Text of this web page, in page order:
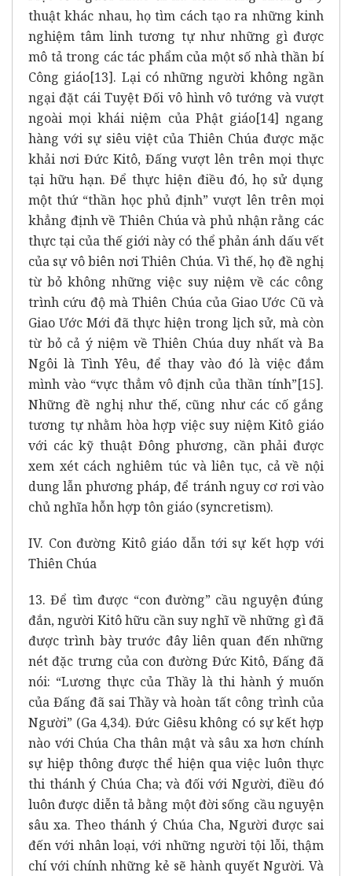
thuật khác nhau, họ tìm cách tạo ra những kinh
nghiệm tâm linh tương tự như những gì được
mô tả trong các tác phẩm của một số nhà thần bí
Công giáo[13]. Lại có những người không ngần
ngại đặt cái Tuyệt Đối vô hình vô tướng và vượt
ngoài mọi khái niệm của Phật giáo[14] ngang
hàng với sự siêu việt của Thiên Chúa được mặc
khải nơi Đức Kitô, Đấng vượt lên trên mọi thực
tại hữu hạn. Để thực hiện điều đó, họ sử dụng
một thứ “thần học phủ định” vượt lên trên mọi
khẳng định về Thiên Chúa và phủ nhận rằng các
thực tại của thế giới này có thể phản ánh dấu vết
của sự vô biên nơi Thiên Chúa. Vì thế, họ đề nghị
từ bỏ không những việc suy niệm về các công
trình cứu độ mà Thiên Chúa của Giao Ước Cũ và
Giao Ước Mới đã thực hiện trong lịch sử, mà còn
từ bỏ cả ý niệm về Thiên Chúa duy nhất và Ba
Ngôi là Tình Yêu, để thay vào đó là việc đắm
mình vào “vực thẳm vô định của thần tính”[15].
Những đề nghị như thế, cũng như các cố gắng
tương tự nhằm hòa hợp việc suy niệm Kitô giáo
với các kỹ thuật Đông phương, cần phải được
xem xét cách nghiêm túc và liên tục, cả về nội
dung lẫn phương pháp, để tránh nguy cơ rơi vào
chủ nghĩa hỗn hợp tôn giáo (syncretism).
IV. Con đường Kitô giáo dẫn tới sự kết hợp với
Thiên Chúa
13. Để tìm được “con đường” cầu nguyện đúng
đắn, người Kitô hữu cần suy nghĩ về những gì đã
được trình bày trước đây liên quan đến những
nét đặc trưng của con đường Đức Kitô, Đấng đã
nói: “Lương thực của Thầy là thi hành ý muốn
của Đấng đã sai Thầy và hoàn tất công trình của
Người” (Ga 4,34). Đức Giêsu không có sự kết hợp
nào với Chúa Cha thân mật và sâu xa hơn chính
sự hiệp thông được thể hiện qua việc luôn thực
thi thánh ý Chúa Cha; và đối với Người, điều đó
luôn được diễn tả bằng một đời sống cầu nguyện
sâu xa. Theo thánh ý Chúa Cha, Người được sai
đến với nhân loại, với những người tội lỗi, thậm
chí với chính những kẻ sẽ hành quyết Người. Và